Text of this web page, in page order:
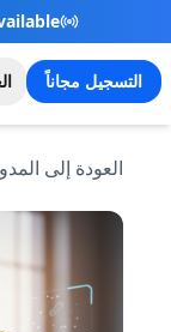
grow with
us!
التسجيل مجاناً
العودة إلى